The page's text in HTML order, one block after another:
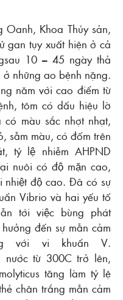
Oanh, Khoa Thủy sản,
gan tụy xuất hiện ở cả
10 – 45 ngày thả
những ao bệnh nặng.
năm với cao điểm từ
tôm có dấu hiệu lờ
màu sắc nhợt nhạt,
sẫm màu, có đốm trên
tỷ lệ nhiễm AHPND
nuôi có độ mặn cao,
nhiệt độ cao. Đã có sự
Vibrio và hai yếu tố
tới việc bùng phát
đến sự mẫn cảm
với vi khuẩn V.
nước từ 300C trở lên,
tăng làm tỷ lệ
chân trắng mẫn cảm